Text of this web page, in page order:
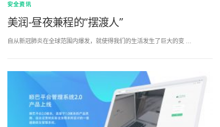
安全资讯
美润-昼夜兼程的“摆渡人”
自从新冠肺炎在全球范围内爆发，就使得我们的生活发生了巨大的变 …